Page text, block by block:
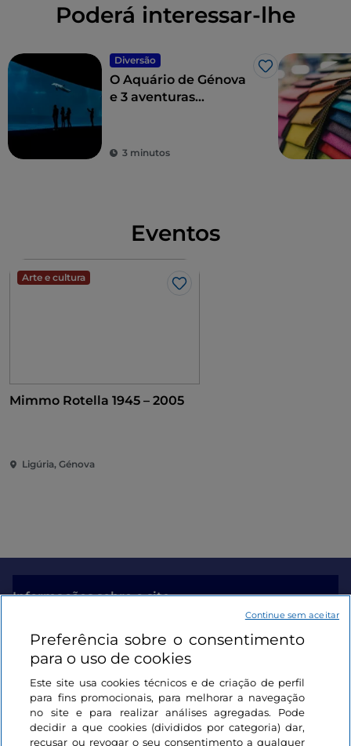
Poderá interessar-lhe
Diversão
Gosto
O Aquário de Génova
e 3 aventuras
3 minutos
Eventos
Arte e cultura
Gosto
Mimmo Rotella 1945 – 2005
Ligúria, Génova
Informações sobre o site
Ligações úteis
Iniciar sessão
Mantenha-se em contacto
Preferência sobre o consentimento
para o uso de cookies
Este site usa cookies técnicos e de criação de perfil
para fins promocionais, para melhorar a navegação
no site e para realizar análises agregadas. Pode
decidir a que cookies (divididos por categoria) dar,
recusar ou revogar o seu consentimento a qualquer
Continue sem aceitar